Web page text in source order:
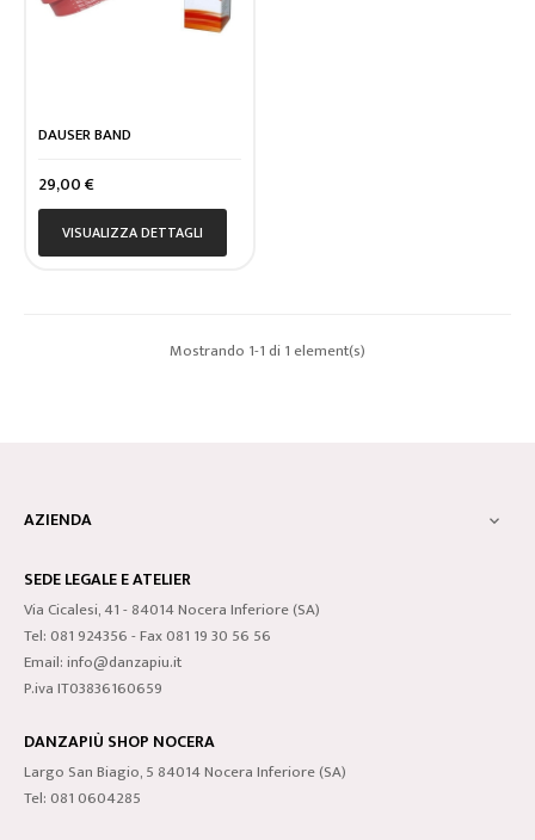
DAUSER BAND
Prezzo
29,00 €
VISUALIZZA DETTAGLI
Mostrando 1-1 di 1 element(s)
AZIENDA 
SEDE LEGALE E ATELIER
Via Cicalesi, 41 - 84014 Nocera Inferiore (SA)
Tel: 081 924356 - Fax 081 19 30 56 56
Email: info@danzapiu.it
P.iva IT03836160659
DANZAPIÙ SHOP NOCERA
Largo San Biagio, 5 84014 Nocera Inferiore (SA)
Tel: 081 0604285